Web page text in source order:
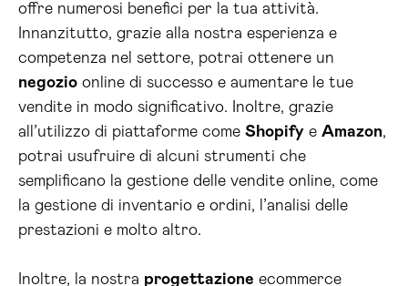
offre numerosi benefici per la tua attività.
Innanzitutto, grazie alla nostra esperienza e
competenza nel settore, potrai ottenere un
negozio online di successo e aumentare le tue
vendite in modo significativo. Inoltre, grazie
all’utilizzo di piattaforme come Shopify e Amazon,
potrai usufruire di alcuni strumenti che
semplificano la gestione delle vendite online, come
la gestione di inventario e ordini, l’analisi delle
prestazioni e molto altro.
Inoltre, la nostra progettazione ecommerce